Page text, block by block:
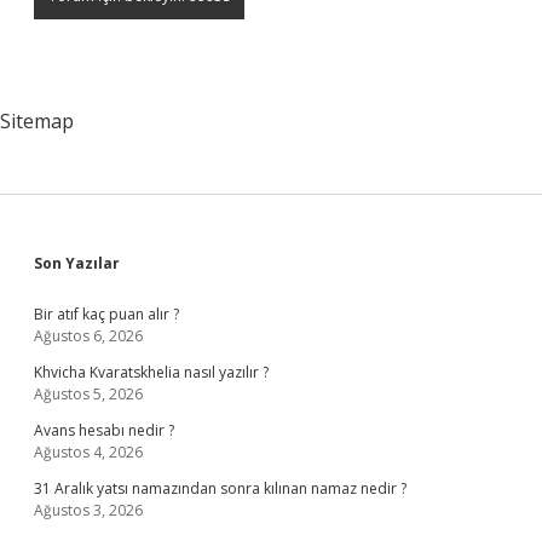
Sitemap
Sidebar
Son Yazılar
Bir atıf kaç puan alır ?
Ağustos 6, 2026
Khvicha Kvaratskhelia nasıl yazılır ?
Ağustos 5, 2026
Avans hesabı nedir ?
Ağustos 4, 2026
31 Aralık yatsı namazından sonra kılınan namaz nedir ?
Ağustos 3, 2026